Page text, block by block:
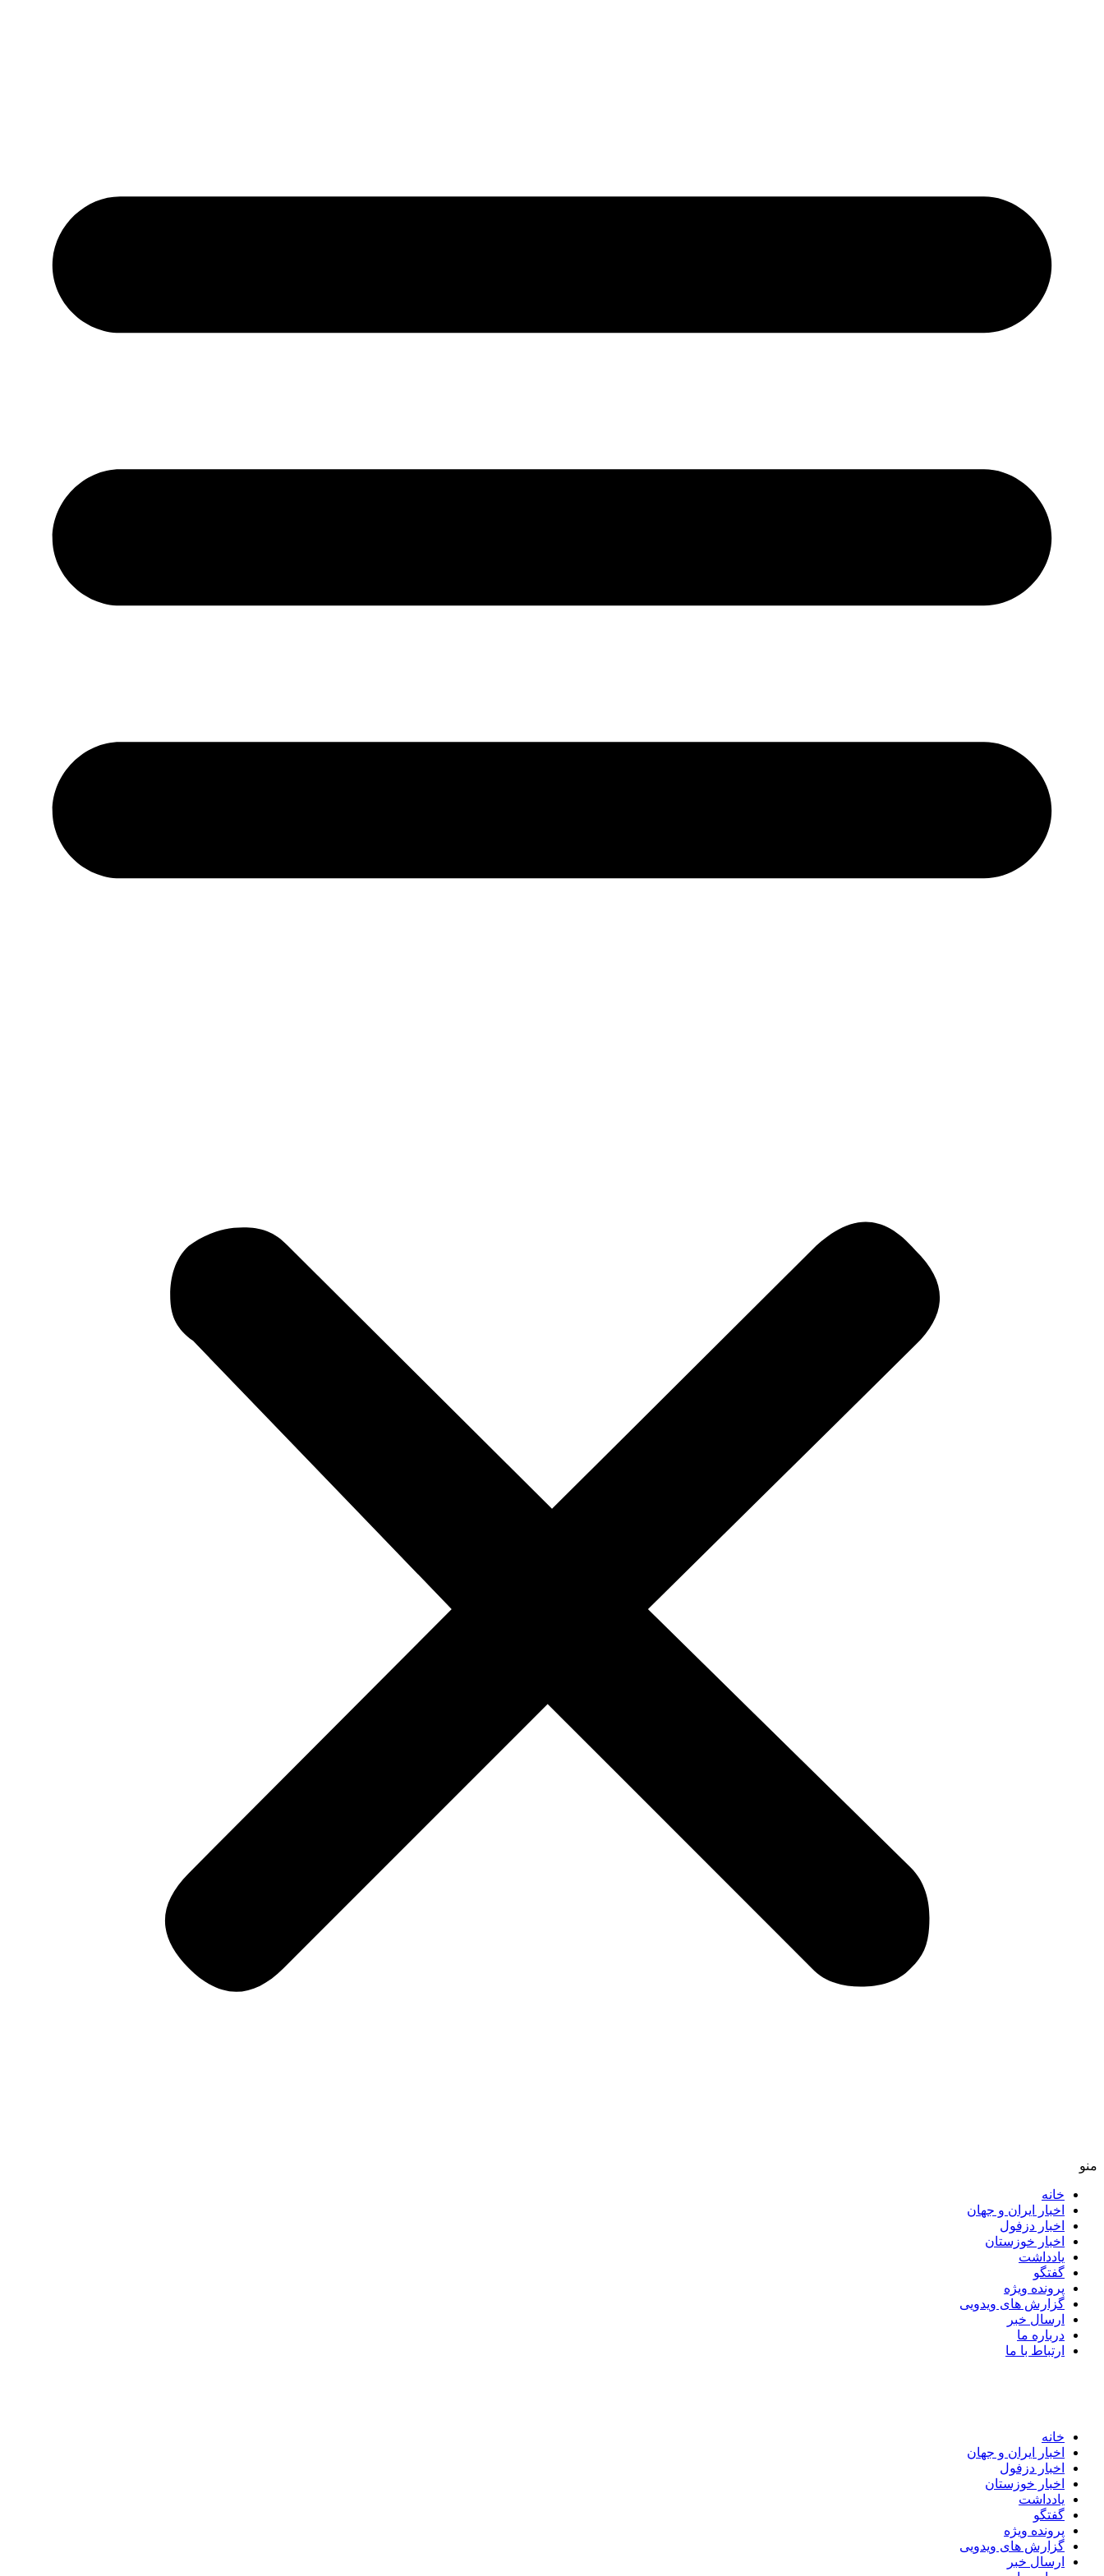
منو
خانه
اخبار ایران و جهان
اخبار دزفول
اخبار خوزستان
یادداشت
گفتگو
پرونده ویژه
گزارش های ویدویی
ارسال خبر
درباره ما
ارتباط با ما
خانه
اخبار ایران و جهان
اخبار دزفول
اخبار خوزستان
یادداشت
گفتگو
پرونده ویژه
گزارش های ویدویی
ارسال خبر